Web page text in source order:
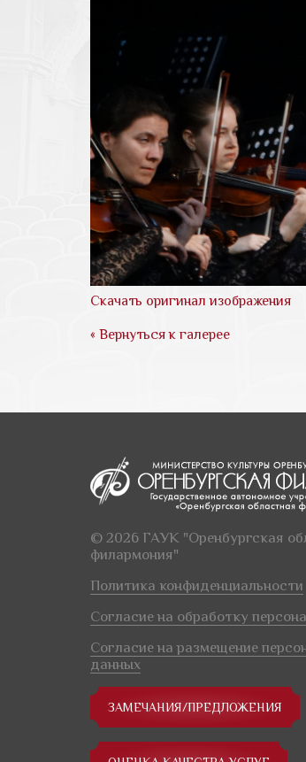
Скачать оригинал изображения
« Вернуться к галерее
© 2026 ГАУК "Оренбургская
филармония"
Политика конфиденциальности
Согласие на обработку
Согласие на размещение
данных
ЗАМЕЧАНИЯ/ПРЕДЛОЖЕНИЯ